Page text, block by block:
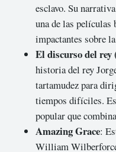
esclavo. Su
una de las películas
impactantes sobre
El discurso del rey
historia del rey
tartamudez para
tiempos difíciles.
popular que
Amazing Grace:
William